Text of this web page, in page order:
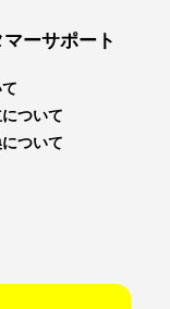
ーサポート
ついて
ついて